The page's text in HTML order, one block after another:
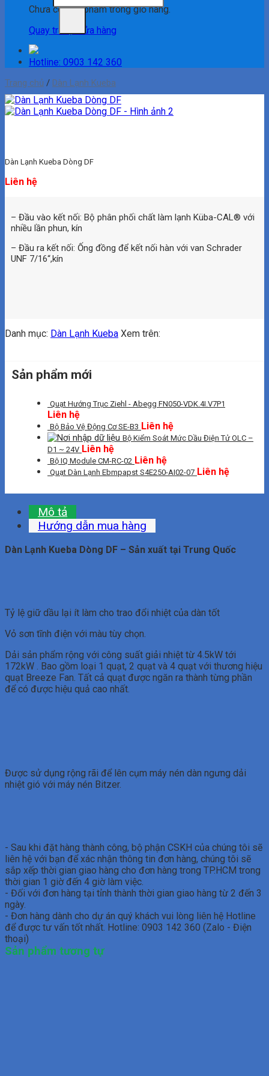
Chưa có sản phẩm trong giỏ hàng.
Quay trở lại cửa hàng
Hotline: 0903 142 360
Trang chủ / Dàn Lạnh Kueba
Dàn Lạnh Kueba Dòng DF
Liên hệ
– Đầu vào kết nối: Bộ phân phối chất làm lạnh Küba-CAL® với
nhiều lần phun, kín
– Đầu ra kết nối: Ống đồng để kết nối hàn với van Schrader
UNF 7/16“,kín
Danh mục: Dàn Lạnh Kueba Xem trên:
Sản phẩm mới
Quạt Hướng Trục Ziehl - Abegg FN050-VDK.4I.V7P1
Liên hệ
Bộ Bảo Vệ Động Cơ SE-B3 Liên hệ
Bộ Kiểm Soát Mức Dầu Điện Tử OLC –
D1 ~ 24V Liên hệ
Bộ IQ Module CM-RC-02 Liên hệ
Quạt Dàn Lạnh Ebmpapst S4E250-AI02-07 Liên hệ
Mô tả
Hướng dẫn mua hàng
Dàn Lạnh Kueba Dòng DF – Sản xuất tại Trung Quốc
Tỷ lệ giữ dầu lại ít làm cho trao đổi nhiệt của dàn tốt
Vỏ sơn tĩnh điện với màu tùy chọn.
Dải sản phẩm rộng với công suất giải nhiệt từ 4.5kW tới
172kW . Bao gồm loại 1 quạt, 2 quạt và 4 quạt với thương hiệu
quạt Breeze Fan. Tất cả quạt được ngăn ra thành từng phần
để có được hiệu quả cao nhất.
Được sử dụng rộng rãi để lên cụm máy nén dàn ngưng dải
nhiệt gió với máy nén Bitzer.
- Sau khi đặt hàng thành công, bộ phận CSKH của chúng tôi sẽ
liên hệ với bạn để xác nhận thông tin đơn hàng, chúng tôi sẽ
sắp xếp thời gian giao hàng cho đơn hàng trong TP.HCM trong
thời gian 1 giờ đến 4 giờ làm việc.
- Đối với đơn hàng tại tỉnh thành thời gian giao hàng từ 2 đến 3
ngày.
- Đơn hàng dành cho dự án quý khách vui lòng liên hệ Hotline
để được tư vấn tốt nhất. Hotline: 0903 142 360 (Zalo - Điện
thoại)
Sản phẩm tương tự